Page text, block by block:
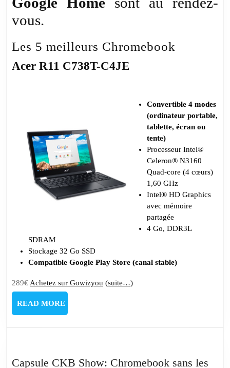
Google
vous.
Les 5 meilleurs Chromebook
Acer R11 C738T-C4JE
Convertible 4 modes
(ordinateur portable,
tablette, écran ou
tente)
Processeur Intel®
Celeron® N3160
Quad-core (4 cœurs)
1,60 GHz
Intel® HD Graphics
avec mémoire
partagée
4 Go, DDR3L
SDRAM
Stockage 32 Go SSD
Compatible Google Play Store (canal stable)
289€ Achetez sur Gowizyou (suite…)
READ MOREREAD
MORE
Capsule CKB Show: Chromebook sans les